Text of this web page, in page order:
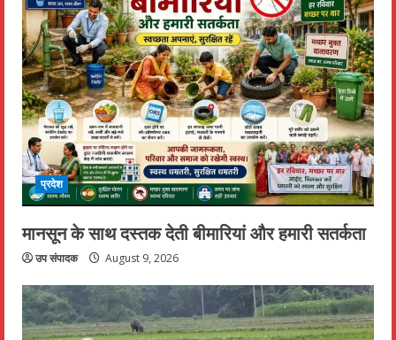
प्रदेश
मानसून के साथ दस्तक देती बीमारियां और हमारी सतर्कता
उप संपादक August 9, 2026